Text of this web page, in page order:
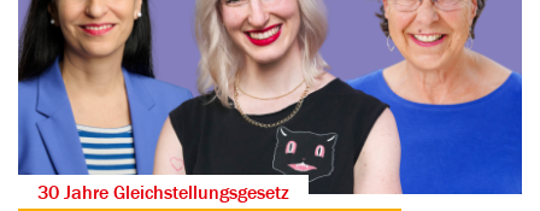
30 Jahre Gleichstellungsgesetz